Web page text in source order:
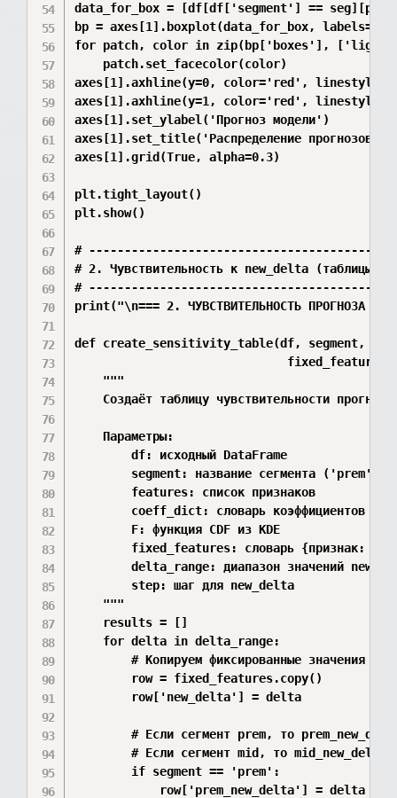
data_for_box = [df[df['segment'] ==
bp = axes[1].boxplot(data_for_box,
for patch, color in zip(bp['boxes'],
    patch.set_facecolor(color)
axes[1].axhline(y=0, color='red',
axes[1].axhline(y=1, color='red',
axes[1].set_ylabel('Прогноз модели')
axes[1].set_title('Распределение прогнозов по
axes[1].grid(True, alpha=0.3)
plt.tight_layout()
plt.show()
#
# 2. Чувствительность к new_delta (таблицы
#
print("\n=== 2. ЧУВСТВИТЕЛЬНОСТЬ ПРОГНОЗА К
def create_sensitivity_table(df, segment,
    """
Создаёт таблицу чувствительности
    Параметры:
        df: исходный DataFrame
segment: название сегмента ('prem'
        features: список признаков
        coeff_dict: словарь коэффициентов
        F: функция CDF из KDE
fixed_features: словарь {признак:
delta_range: диапазон значений
        step: шаг для new_delta
    """
    results = []
    for delta in delta_range:
        # Копируем фиксированные значения
        row = fixed_features.copy()
        row['new_delta'] = delta
# Если сегмент prem, то
# Если сегмент mid, то mid_new_delta
        if segment == 'prem':
            row['prem_new_delta'] = delta